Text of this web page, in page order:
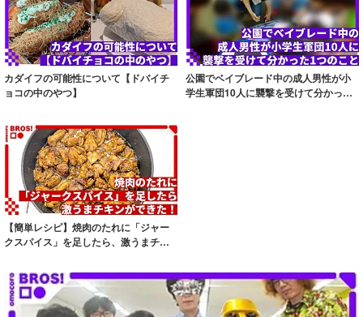
カダイフの可能性について【ドバイチ
ョコの中のやつ】
公園でベイブレード中の成人男性が小
学生軍団10人に襲撃を受けて分かった1
【簡単レシピ】焼肉のたれに「ジャー
クスパイス」を足したら、激うまチキ